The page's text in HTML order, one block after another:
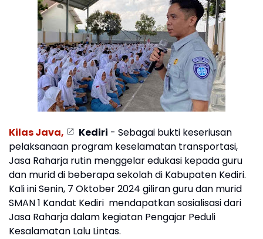
Kilas Java, Kediri - Sebagai bukti keseriusan
pelaksanaan program keselamatan transportasi,
Jasa Raharja rutin menggelar edukasi kepada guru
dan murid di beberapa sekolah di Kabupaten Kediri.
Kali ini Senin, 7 Oktober 2024 giliran guru dan murid
SMAN 1 Kandat Kediri mendapatkan sosialisasi dari
Jasa Raharja dalam kegiatan Pengajar Peduli
Kesalamatan Lalu Lintas.